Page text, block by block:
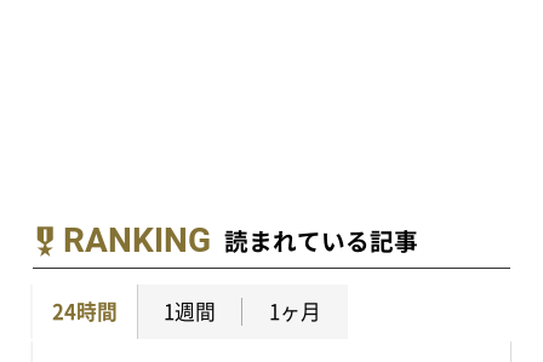
RANKING 読まれている記事
24時間 1週間 1ヶ月